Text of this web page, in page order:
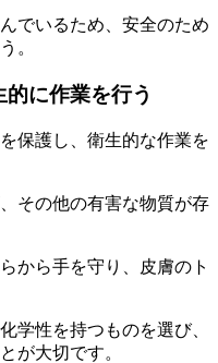
でいるため、安全のため
。
に作業を行う
保護し、衛生的な作業を
その他の有害な物質が存
から手を守り、皮膚のト
学性を持つものを選び、
が大切です。